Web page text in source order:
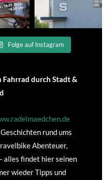
Folge auf Instagram
Fahrrad durch Stadt &
rund ums
Abenteuer,
alles findet hier seinen
wieder Tipps und